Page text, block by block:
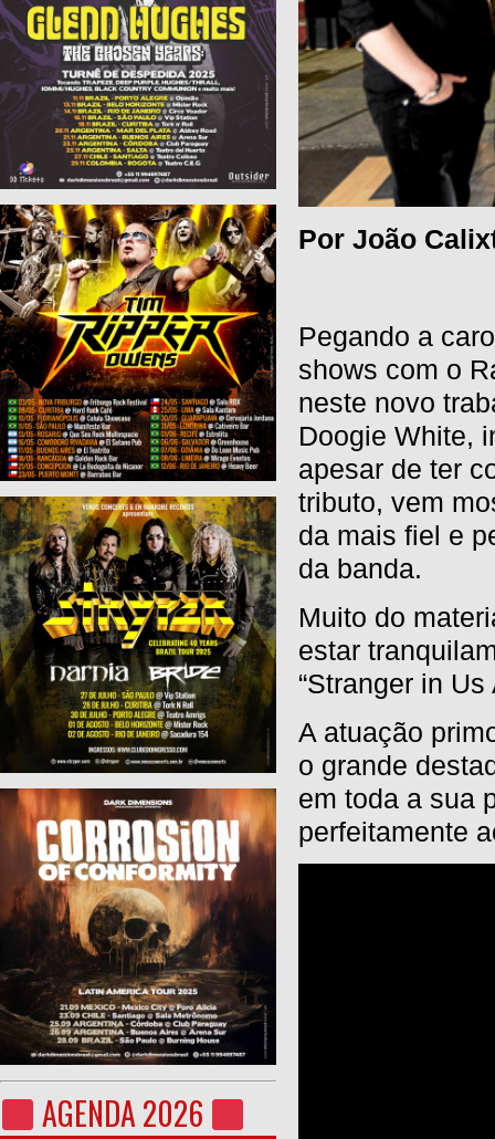
AGENDA 2026
Por João
Pegando a
shows com o
neste novo
Doogie White,
apesar de ter
tributo, vem
da mais fiel e
da banda.
Muito do
estar
“Stranger in
A atuação
o grande
em toda a sua
perfeitamente